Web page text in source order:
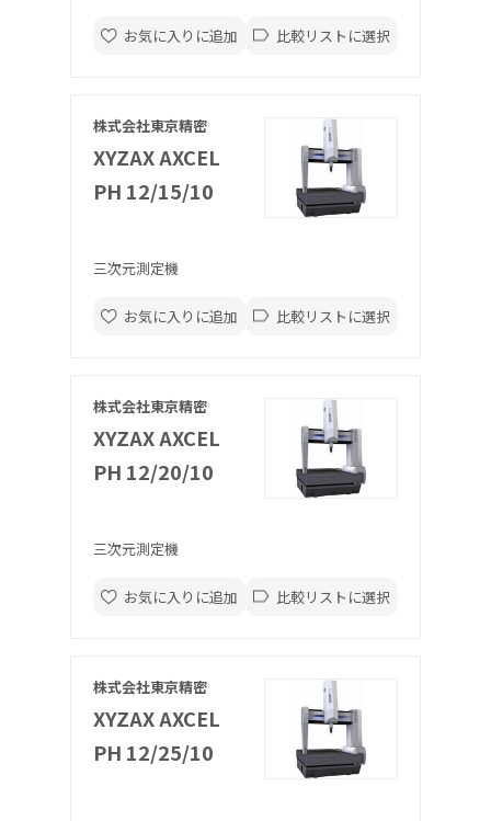
お気に入りに追加 比較リストに選択
株式会社東京精密
XYZAX AXCEL
PH 12/15/10
三次元測定機
お気に入りに追加 比較リストに選択
株式会社東京精密
XYZAX AXCEL
PH 12/20/10
三次元測定機
お気に入りに追加 比較リストに選択
株式会社東京精密
XYZAX AXCEL
PH 12/25/10